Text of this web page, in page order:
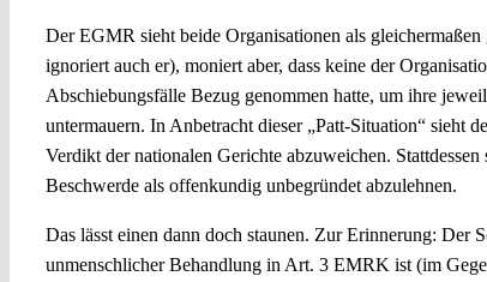
Der EGMR sieht beide Organisationen als
ignoriert auch er), moniert aber, dass keine der
Abschiebungsfälle Bezug genommen hatte, um ihre
untermauern. In Anbetracht dieser „Patt-Situation“ sieht
Verdikt der nationalen Gerichte abzuweichen.
Beschwerde als offenkundig unbegründet abzulehnen.
Das lässt einen dann doch staunen. Zur Erinnerung: Der
unmenschlicher Behandlung in Art. 3 EMRK ist (im